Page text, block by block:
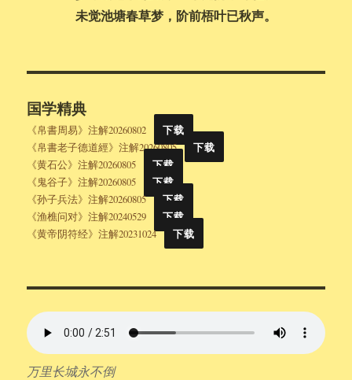
未觉池塘春草梦，阶前梧叶已秋声。
国学精典
《帛書周易》注解20260802
下载
《帛書老子德道經》注解20260805
下载
《黄石公》注解20260805
下载
《鬼谷子》注解20260805
下载
《孙子兵法》注解20260805
下载
《渔樵问对》注解20240529
下载
《黄帝阴符经》注解20231024
下载
万里长城永不倒